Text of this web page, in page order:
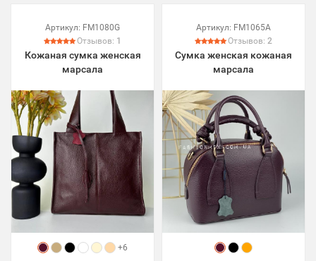
Артикул: FM1080G
Отзывов: 1
Кожаная сумка женская
марсала
+6
Артикул: FM1065A
Отзывов: 2
Сумка женская кожаная
марсала